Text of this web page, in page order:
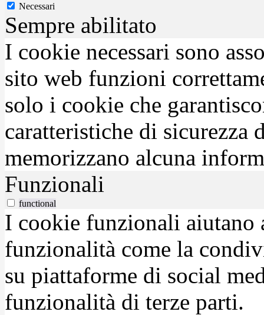
Necessari
Sempre abilitato
I cookie necessari sono
sito web funzioni
solo i cookie che
caratteristiche di sicurezza
memorizzano alcuna
Funzionali
functional
I cookie funzionali aiutano
funzionalità come la
su piattaforme di social
funzionalità di terze parti.